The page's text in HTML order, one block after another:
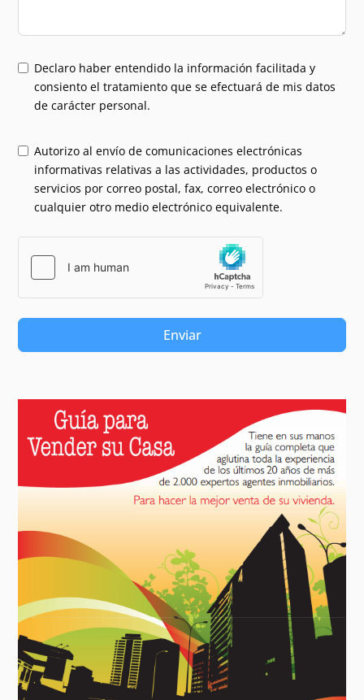
Declaro haber entendido la información facilitada y
consiento el tratamiento que se efectuará de mis datos
de carácter personal.
Autorizo al envío de comunicaciones electrónicas
informativas relativas a las actividades, productos o
servicios por correo postal, fax, correo electrónico o
cualquier otro medio electrónico equivalente.
Enviar